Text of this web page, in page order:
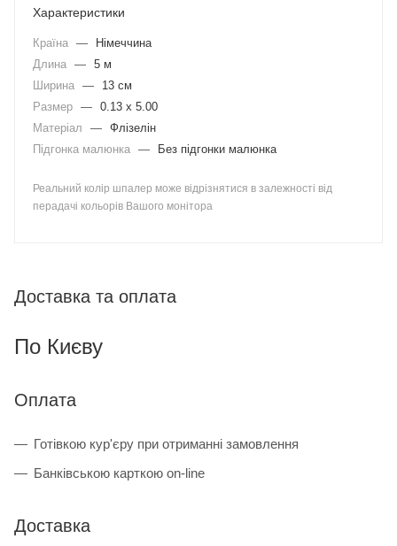
Характеристики
Країна —
Німеччина
Длина — 5 м
Ширина —
13 см
Размер — 0.13 x 5.00
Матеріал
— Флізелін
Підгонка малюнка — Без підгонки малюнка
Реальний колір шпалер може відрізнятися в залежності від
перадачі кольорів Вашого монітора
Доставка та оплата
По Києву
Оплата
Готівкою кур'єру при отриманні замовлення
Банківською карткою on-line
Доставка